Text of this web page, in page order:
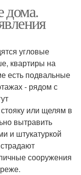
насекомые
в ванной как
дома.
угловые
квартиры на
есть подвальные
- рядом с
или щелям в
вытравить
и штукатуркой
сооружения